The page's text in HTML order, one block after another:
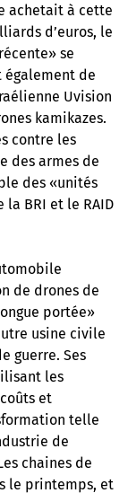
achetait à cette
d’euros, le
se
de
Uvision
kamikazes.
contre les
des armes de
des «unités
BRI et le RAID
de drones de
portée»
usine civile
guerre. Ses
les
et
telle
de
chaines de
le printemps, et